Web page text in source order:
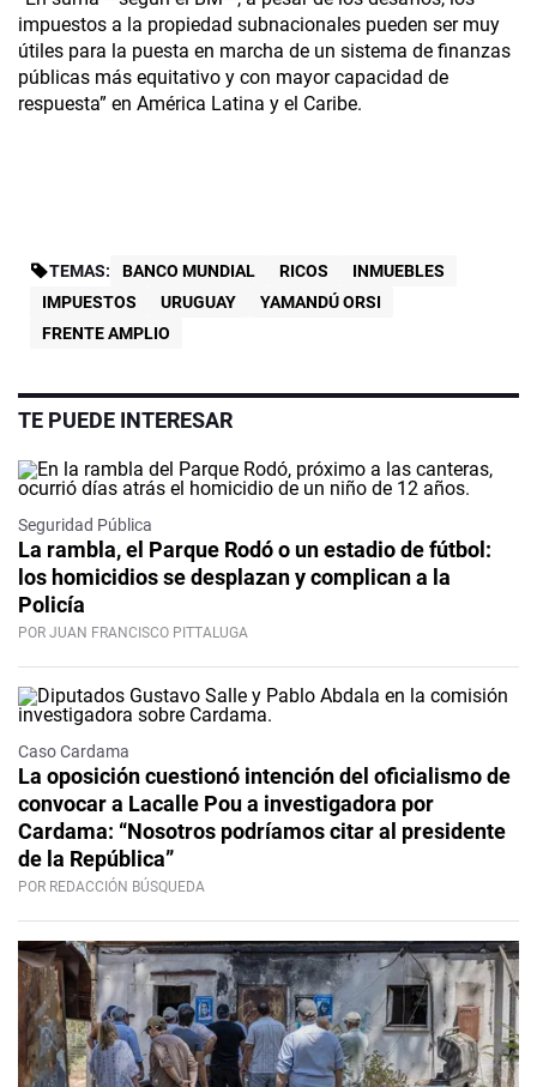
impuestos a la propiedad subnacionales pueden ser muy
útiles para la puesta en marcha de un sistema de finanzas
públicas más equitativo y con mayor capacidad de
respuesta” en América Latina y el Caribe.
TEMAS: BANCO MUNDIAL RICOS
INMUEBLES
IMPUESTOS
URUGUAY
YAMANDÚ ORSI
FRENTE AMPLIO
TE PUEDE INTERESAR
Seguridad Pública
La rambla, el Parque Rodó o un estadio de fútbol:
los homicidios se desplazan y complican a la
Policía
POR JUAN FRANCISCO PITTALUGA
Caso Cardama
La oposición cuestionó intención del oficialismo de
convocar a Lacalle Pou a investigadora por
Cardama: “Nosotros podríamos citar al presidente
de la República”
POR REDACCIÓN BÚSQUEDA